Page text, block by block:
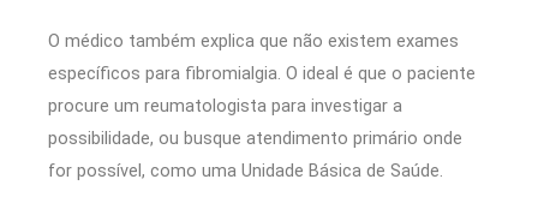
O médico também explica que não existem exames
específicos para fibromialgia. O ideal é que o paciente
procure um reumatologista para investigar a
possibilidade, ou busque atendimento primário onde
for possível, como uma Unidade Básica de Saúde.